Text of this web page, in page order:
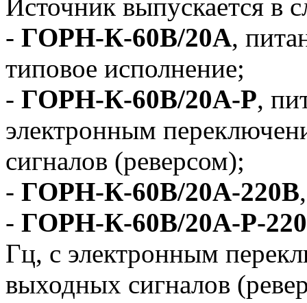
Источник выпускается
- ГОРН-К-60В/20А,
типовое исполнение;
- ГОРН-К-60В/20А-Р,
электронным
сигналов (реверсом);
- ГОРН-К-60В/20А-220В
- ГОРН-К-60В/20А-Р-
Гц, с электронным
выходных сигналов